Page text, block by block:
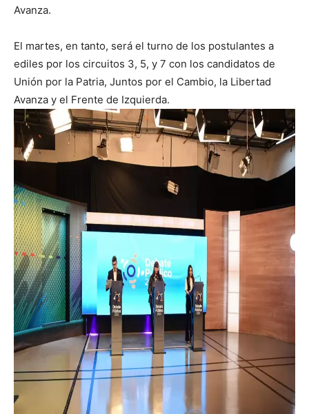
Avanza.
El martes, en tanto, será el turno de los postulantes a
ediles por los circuitos 3, 5, y 7 con los candidatos de
Unión por la Patria, Juntos por el Cambio, la Libertad
Avanza y el Frente de Izquierda.